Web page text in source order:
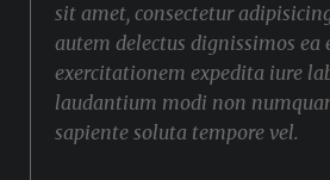
sit amet, consectetur
autem delectus dignissimos ea
exercitationem expedita iure
laudantium modi non
sapiente soluta tempore vel.